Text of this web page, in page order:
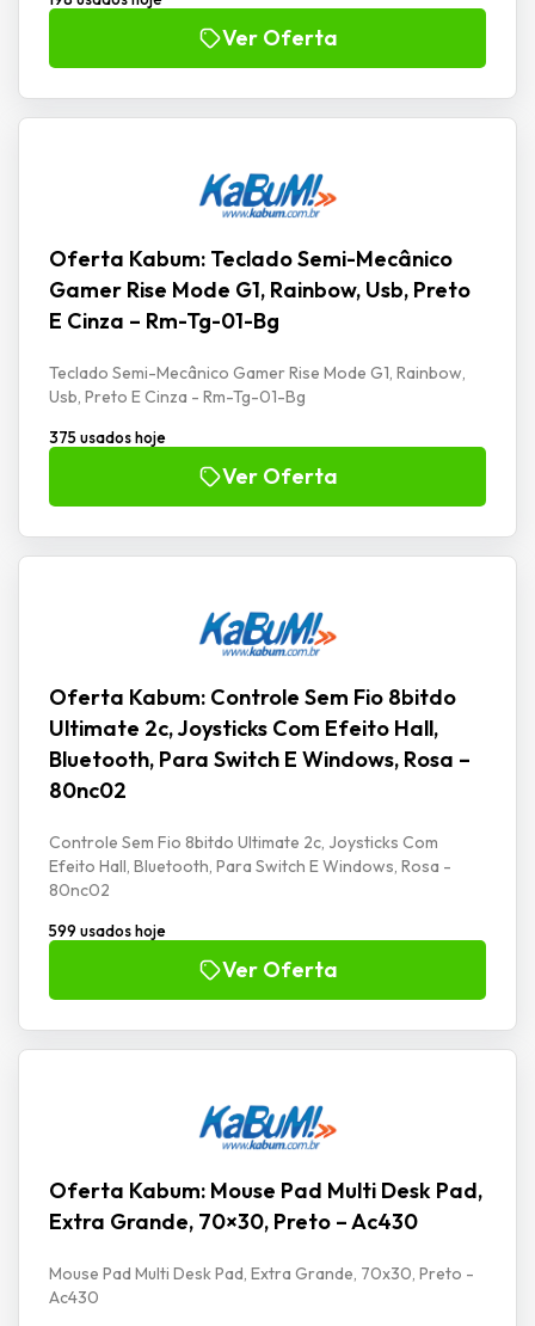
Ver Oferta
Oferta Kabum: Teclado Semi-Mecânico
Gamer Rise Mode G1, Rainbow, Usb, Preto
E Cinza – Rm-Tg-01-Bg
Teclado Semi-Mecânico Gamer Rise Mode G1, Rainbow,
Usb, Preto E Cinza - Rm-Tg-01-Bg
375 usados hoje
Ver Oferta
Oferta Kabum: Controle Sem Fio 8bitdo
Ultimate 2c, Joysticks Com Efeito Hall,
Bluetooth, Para Switch E Windows, Rosa –
80nc02
Controle Sem Fio 8bitdo Ultimate 2c, Joysticks Com
Efeito Hall, Bluetooth, Para Switch E Windows, Rosa -
80nc02
599 usados hoje
Ver Oferta
Oferta Kabum: Mouse Pad Multi Desk Pad,
Extra Grande, 70×30, Preto – Ac430
Mouse Pad Multi Desk Pad, Extra Grande, 70x30, Preto -
Ac430